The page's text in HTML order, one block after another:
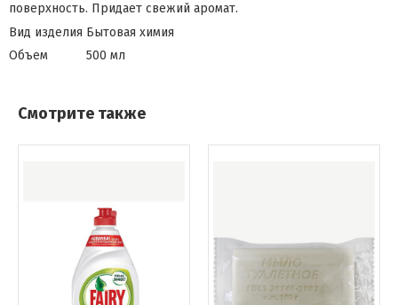
поверхность. Придает свежий аромат.
Вид изделия Бытовая химия
Объем
500 мл
Смотрите также